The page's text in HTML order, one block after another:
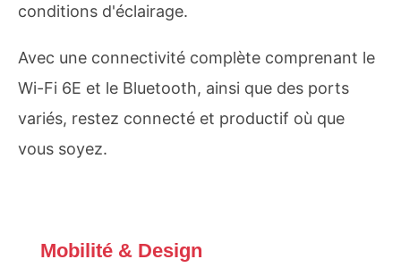
conditions d'éclairage.
Avec une connectivité complète comprenant le
Wi-Fi 6E et le Bluetooth, ainsi que des ports
variés, restez connecté et productif où que
vous soyez.
Mobilité & Design